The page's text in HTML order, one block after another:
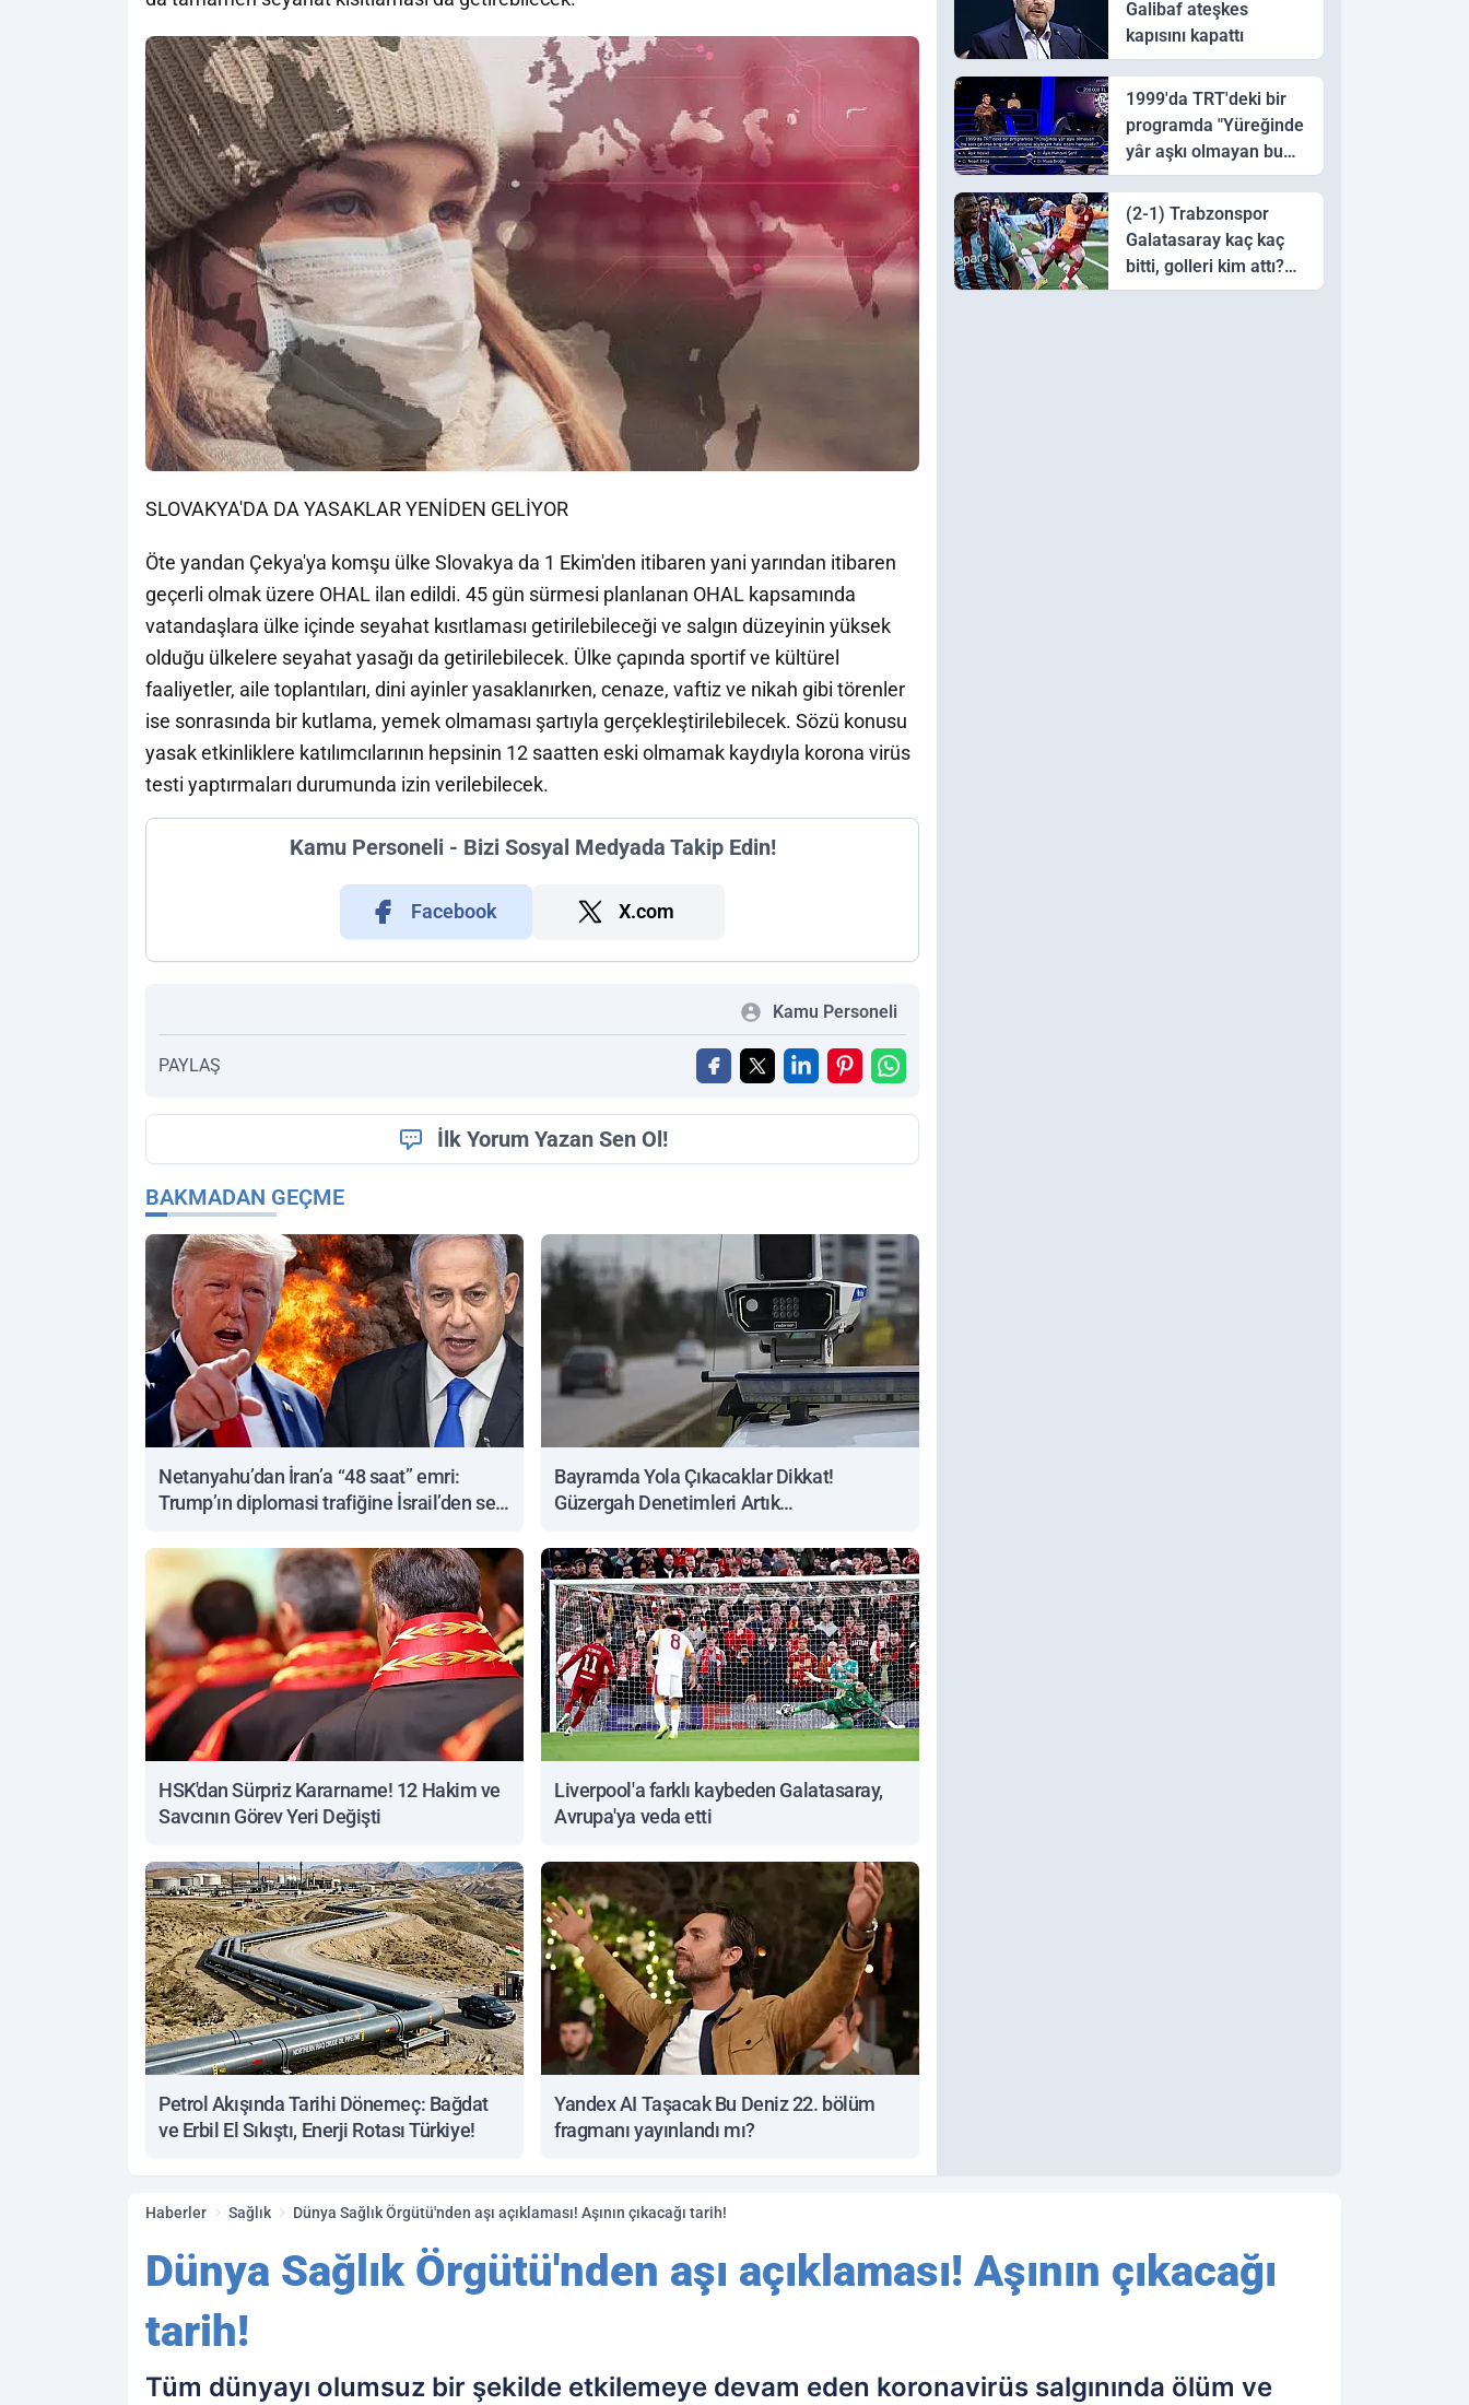
SLOVAKYA'DA DA YASAKLAR YENİDEN GELİYOR
Öte yandan Çekya'ya komşu ülke Slovakya da 1 Ekim'den itibaren yani yarından itibaren
geçerli olmak üzere OHAL ilan edildi. 45 gün sürmesi planlanan OHAL kapsamında
vatandaşlara ülke içinde seyahat kısıtlaması getirilebileceği ve salgın düzeyinin yüksek
olduğu ülkelere seyahat yasağı da getirilebilecek. Ülke çapında sportif ve kültürel
faaliyetler, aile toplantıları, dini ayinler yasaklanırken, cenaze, vaftiz ve nikah gibi törenler
ise sonrasında bir kutlama, yemek olmaması şartıyla gerçekleştirilebilecek. Sözü konusu
yasak etkinliklere katılımcılarının hepsinin 12 saatten eski olmamak kaydıyla korona virüs
testi yaptırmaları durumunda izin verilebilecek.
Kamu Personeli - Bizi Sosyal Medyada Takip Edin!
Facebook X.com
Kamu Personeli
PAYLAŞ
İlk Yorum Yazan Sen Ol!
BAKMADAN GEÇME
Netanyahu’dan İran’a “48 saat” emri:
Trump’ın diplomasi trafiğine İsrail’den sert
Bayramda Yola Çıkacaklar Dikkat!
Güzergah Denetimleri Artık
HSK'dan Sürpriz Kararname! 12 Hakim ve
Savcının Görev Yeri Değişti
Liverpool'a farklı kaybeden Galatasaray,
Avrupa'ya veda etti
Petrol Akışında Tarihi Dönemeç: Bağdat
ve Erbil El Sıkıştı, Enerji Rotası Türkiye!
Yandex AI Taşacak Bu Deniz 22. bölüm
fragmanı yayınlandı mı?
Galibaf ateşkes
kapısını kapattı
1999'da TRT'deki bir
programda "Yüreğinde
yâr aşkı olmayan bu
sazı çalarsa tingirdatır"
sözünü söyleyen halk
ozanı hangisidir?
(2-1) Trabzonspor
Galatasaray kaç kaç
bitti, golleri kim attı?
Trabzonspor
Haberler Sağlık Dünya Sağlık Örgütü'nden aşı açıklaması! Aşının çıkacağı tarih!
Dünya Sağlık Örgütü'nden aşı açıklaması! Aşının çıkacağı
tarih!
Tüm dünyayı olumsuz bir şekilde etkilemeye devam eden koronavirüs salgınında ölüm ve